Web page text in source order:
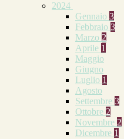
2024
Gennaio 3
Febbraio 3
Marzo 2
Aprile 1
Maggio
Giugno
Luglio 1
Agosto
Settembre 3
Ottobre 2
Novembre 2
Dicembre 1